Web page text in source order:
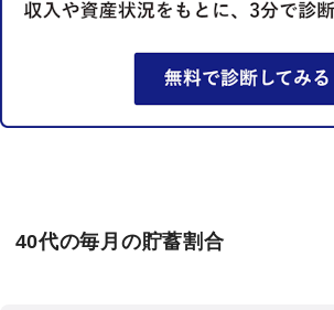
40代の毎月の貯蓄割合